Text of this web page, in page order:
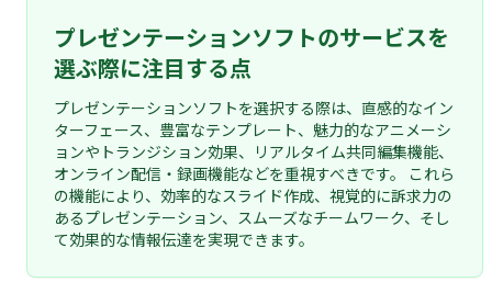
プレゼンテーションソフトのサービスを
選ぶ際に注目する点
プレゼンテーションソフトを選択する際は、直感的なイン
ターフェース、豊富なテンプレート、魅力的なアニメーシ
ョンやトランジション効果、リアルタイム共同編集機能、
オンライン配信・録画機能などを重視すべきです。 これら
の機能により、効率的なスライド作成、視覚的に訴求力の
あるプレゼンテーション、スムーズなチームワーク、そし
て効果的な情報伝達を実現できます。